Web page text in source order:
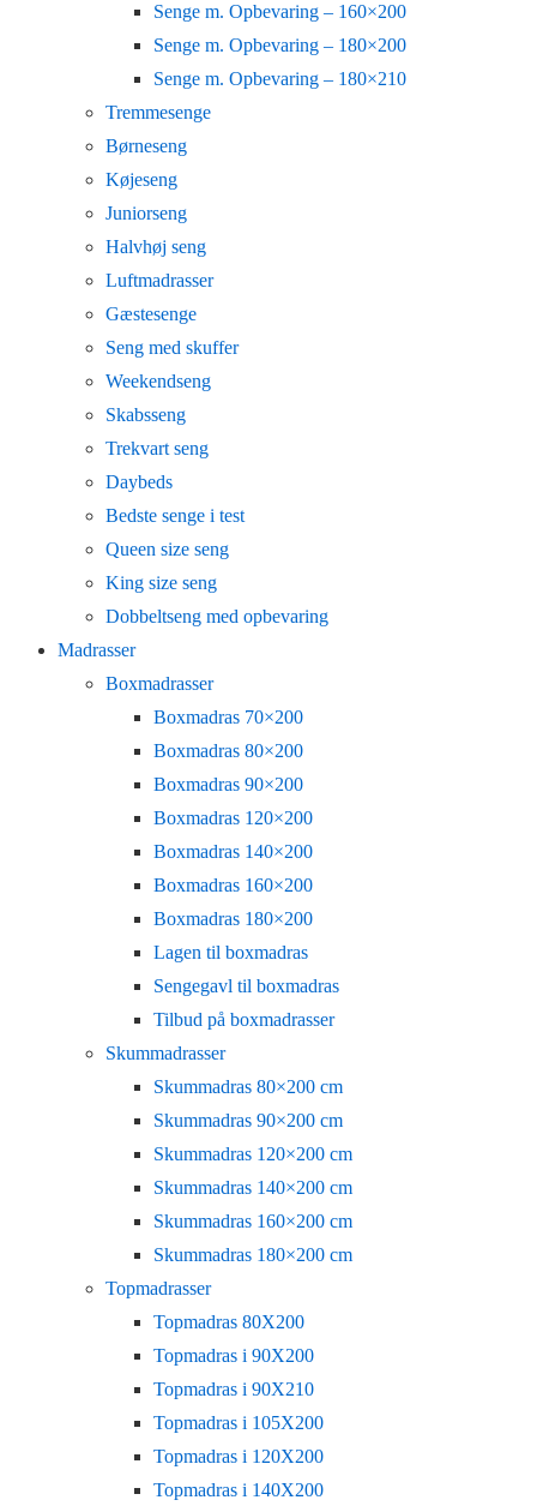
Senge m. Opbevaring – 160×200
Senge m. Opbevaring – 180×200
Senge m. Opbevaring – 180×210
Tremmesenge
Børneseng
Køjeseng
Juniorseng
Halvhøj seng
Luftmadrasser
Gæstesenge
Seng med skuffer
Weekendseng
Skabsseng
Trekvart seng
Daybeds
Bedste senge i test
Queen size seng
King size seng
Dobbeltseng med opbevaring
Madrasser
Boxmadrasser
Boxmadras 70×200
Boxmadras 80×200
Boxmadras 90×200
Boxmadras 120×200
Boxmadras 140×200
Boxmadras 160×200
Boxmadras 180×200
Lagen til boxmadras
Sengegavl til boxmadras
Tilbud på boxmadrasser
Skummadrasser
Skummadras 80×200 cm
Skummadras 90×200 cm
Skummadras 120×200 cm
Skummadras 140×200 cm
Skummadras 160×200 cm
Skummadras 180×200 cm
Topmadrasser
Topmadras 80X200
Topmadras i 90X200
Topmadras i 90X210
Topmadras i 105X200
Topmadras i 120X200
Topmadras i 140X200